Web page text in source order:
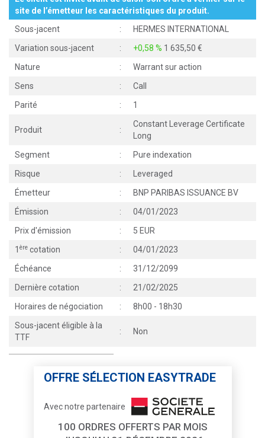
site de l’émetteur les caractéristiques du produit.
Sous-jacent
:
HERMES INTERNATIONAL
Variation sous-jacent
: +0,58 % 1 635,50
Nature
:
Warrant sur action
Sens
:
Call
Parité
: 1
Produit :
Constant Leverage Certificate
Long
Segment
:
Pure indexation
Risque
:
Leveraged
Émetteur
:
BNP PARIBAS ISSUANCE BV
Émission
:
04/01/2023
Prix d'émission
:
5 EUR
1 ère cotation :
04/01/2023
Échéance
:
31/12/2099
Dernière cotation
:
21/02/2025
Horaires de négociation
:
8h00 - 18h30
Sous-jacent éligible à la
TTF
: Non
OFFRE SÉLECTION EASYTRADE
Avec notre partenaire
100 ORDRES OFFERTS PAR MOIS